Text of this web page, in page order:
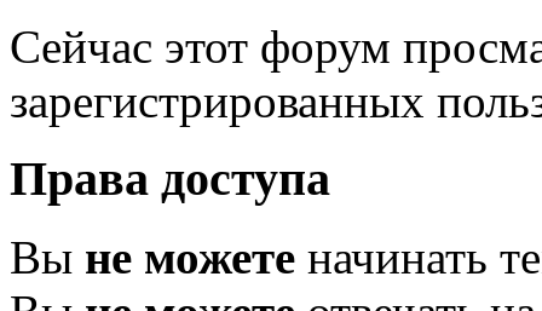
Сейчас этот форум
зарегистрированных
Права доступа
Вы не можете начинать